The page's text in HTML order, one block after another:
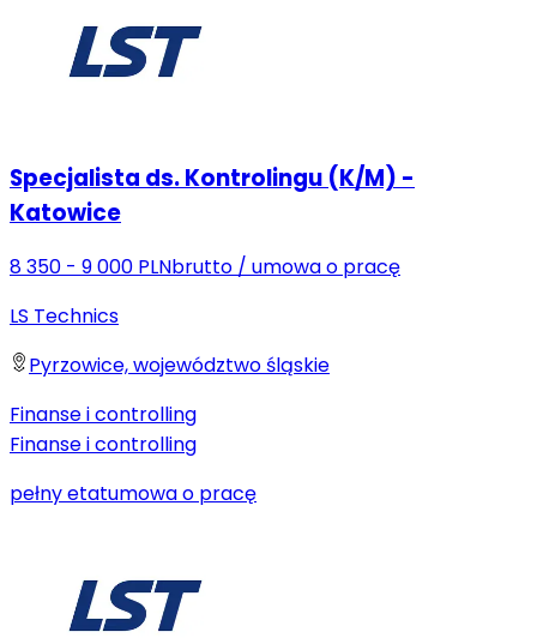
Specjalista ds. Kontrolingu (K/M) -
Katowice
8 350 - 9 000 PLNbrutto / umowa o pracę
LS Technics
Pyrzowice, województwo śląskie
Finanse i controlling
Finanse i controlling
pełny etatumowa o pracę